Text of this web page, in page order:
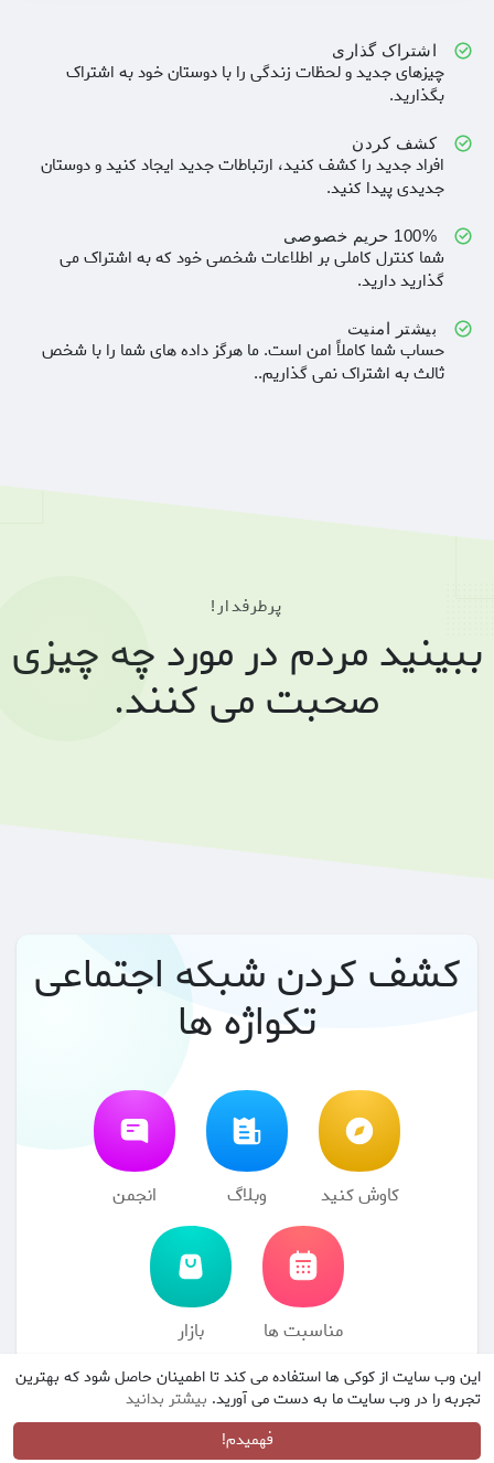
این وب سایت از کوکی ها استفاده می کند تا اطمینان حاصل شود که بهترین
تجربه را در وب سایت ما به دست می آورید. بیشتر بدانید
فهمیدم!
اشتراک گذاری
چیزهای جدید و لحظات زندگی را با دوستان خود به اشتراک
بگذارید.
کشف کردن
افراد جدید را کشف کنید، ارتباطات جدید ایجاد کنید و دوستان
جدیدی پیدا کنید.
100% حریم خصوصی
شما کنترل کاملی بر اطلاعات شخصی خود که به اشتراک می
گذارید دارید.
بیشتر امنیت
حساب شما کاملاً امن است. ما هرگز داده های شما را با شخص
ثالث به اشتراک نمی گذاریم..
پرطرفدار!
ببینید مردم در مورد چه چیزی
صحبت می کنند.
کشف کردن شبکه اجتماعی
تکواژه ها
کاوش کنید وبلاگ انجمن
مناسبت ها بازار
© 2026 شبکه اجتماعی تکواژه ها · شرایط استفاده ·
حریم خصوصی · با ما تماس بگیرید · درباره · فهرست راهنما · وبلاگ
مناسبت ها